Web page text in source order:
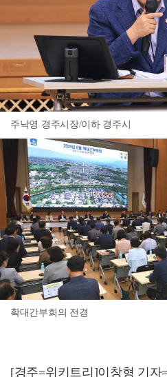
주낙영 경주시장/이하 경주시
확대간부회의 전경
[경주=위키트리]이창형 기자